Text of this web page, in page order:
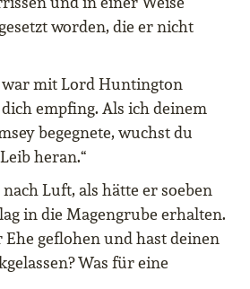
worden, die er nicht
war mit Lord Huntington
empfing. Als ich deinem
begegnete, wuchst du
heran.“
Luft, als hätte er soeben
in die Magengrube erhalten.
Ehe geflohen und hast deinen
Was für eine